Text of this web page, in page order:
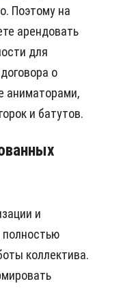
Поэтому на
арендовать
для
о
аниматорами,
и батутов.
и
коллектива.